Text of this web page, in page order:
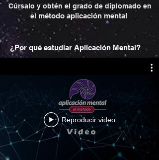
Cúrsalo y obtén el grado de diplomado en
el método aplicación mental
¿Por qué estudiar Aplicación Mental?
Reproducir video